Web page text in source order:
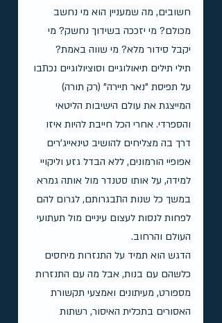
חשובים, מה שמעניין הוא מי נחשב
מכולם? מי יזככה בשידוך נחשק? מי
יקבל סידור מלא? מי שווה באמת?
תילי תילים תיאולוגיים וסוציולוגיים נכתבו
על תפיסת "נאר תיירה" (רק תורה)
המייצגת את עולם הישיבות הליטאי
והספרדי. אחרי הכל חייבת להיות איזו
דרך בה מצליחים להושיב טינאייג'רים
אפופיי הורמונים, ללא הבדל גזע וליקויי
למידה, על אותו סטנדר מול אותה גמרא
במשך כל שנות התבגרותם, לגרום להם
לפחות לנסות לעצום עיניים מול תעתועי
העולם והרחוב.
הדגש הוא תמיד על התנזרות מיחסים
כלשהם עם בנות, אבל מה עם התנזרות
מספורט, מעיתונים ואמצעי תקשורת
האסורים בתכלית האיסור, רשתות